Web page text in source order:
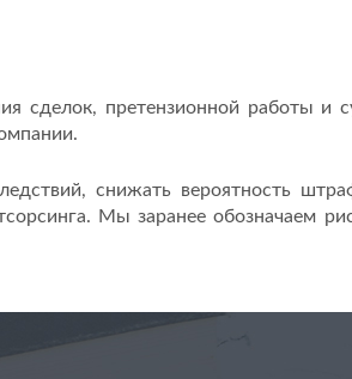
сделок, претензионной работы и
снижать вероятность
Мы заранее обозначаем